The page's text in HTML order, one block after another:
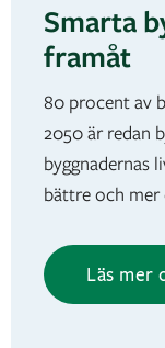
Smarta
framåt
80 procent av
2050 är redan
byggnadernas
bättre och mer
Läs mer